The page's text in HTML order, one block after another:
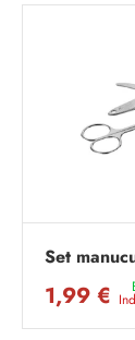
Set
1,99 €